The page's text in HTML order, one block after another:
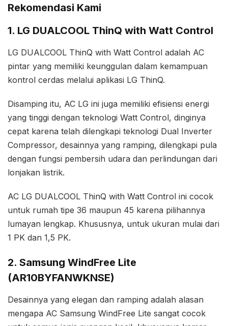
Rekomendasi Kami
1. LG DUALCOOL ThinQ with Watt Control
LG DUALCOOL ThinQ with Watt Control adalah AC
pintar yang memiliki keunggulan dalam kemampuan
kontrol cerdas melalui aplikasi LG ThinQ.
Disamping itu, AC LG ini juga memiliki efisiensi energi
yang tinggi dengan teknologi Watt Control, dinginya
cepat karena telah dilengkapi teknologi Dual Inverter
Compressor, desainnya yang ramping, dilengkapi pula
dengan fungsi pembersih udara dan perlindungan dari
lonjakan listrik.
AC LG DUALCOOL ThinQ with Watt Control ini cocok
untuk rumah tipe 36 maupun 45 karena pilihannya
lumayan lengkap. Khususnya, untuk ukuran mulai dari
1 PK dan 1,5 PK.
2. Samsung WindFree Lite
(AR10BYFANWKNSE)
Desainnya yang elegan dan ramping adalah alasan
mengapa AC Samsung WindFree Lite sangat cocok